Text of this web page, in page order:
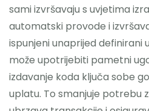
sami izvršavaju s uvjetima
automatski provode i
ispunjeni unaprijed definirani
može upotrijebiti pametni
izdavanje koda ključa sobe
uplatu. To smanjuje potrebu